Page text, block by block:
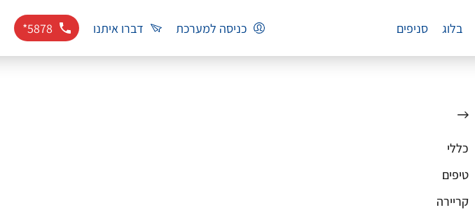
בלוג סניפים כניסה למערכת דברו איתנו *5878
כללי
טיפים
קריירה